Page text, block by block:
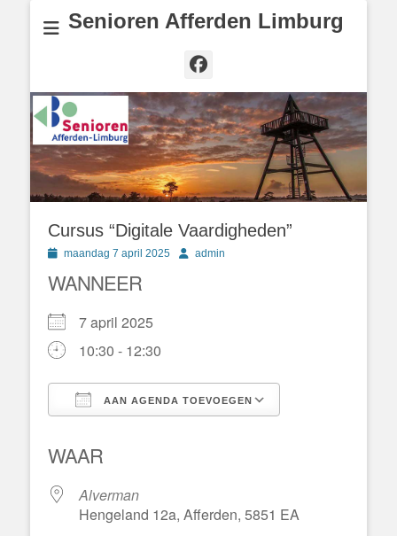
Senioren Afferden Limburg
Facebook
Cursus “Digitale Vaardigheden”
Geplaatst
maandag 7 april 2025 Authoradmin
WANNEER
7 april 2025
10:30 - 12:30
AAN AGENDA TOEVOEGEN
WAAR
Alverman
Hengeland 12a, Afferden, 5851 EA